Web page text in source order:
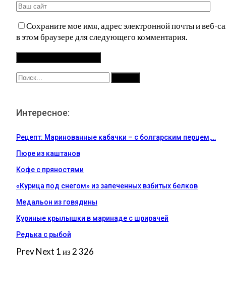
Сохраните мое имя, адрес электронной почты и веб-
в этом браузере для следующего комментария.
Интересное:
Рецепт: Маринованные кабачки – с болгарским перцем,…
Пюре из каштанов
Кофе с пряностями
«Курица под снегом» из запеченных взбитых белков
Медальон из говядины
Куриные крылышки в маринаде с шрирачей
Редька с рыбой
PrevNext 1 из 2 326